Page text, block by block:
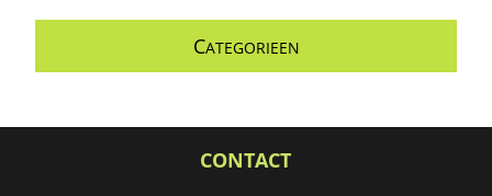
CATEGORIEEN
CONTACT